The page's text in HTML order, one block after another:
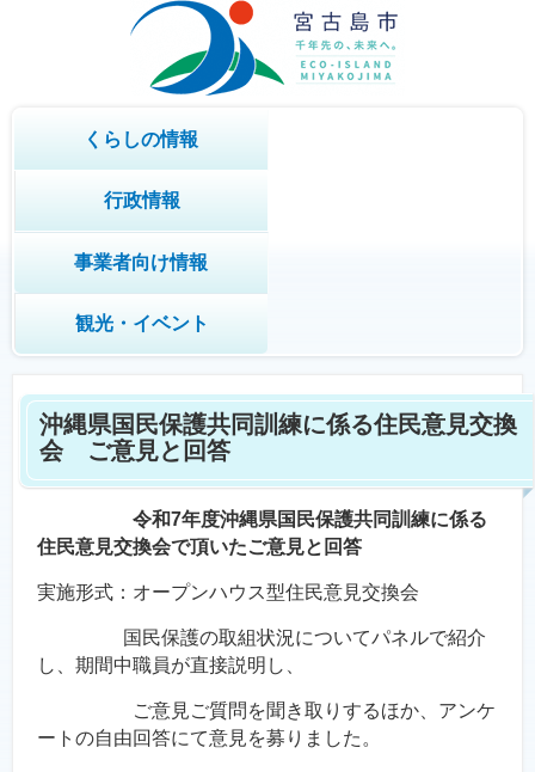
くらしの情報
行政情報
事業者向け情報
観光・イベント
沖縄県国民保護共同訓練に係る住民意見交換
会 ご意見と回答
令和7年度沖縄県国民保護共同訓練に係る
住民意見交換会で頂いたご意見と回答
実施形式：オープンハウス型住民意見交換会
国民保護の取組状況についてパネルで紹介
し、期間中職員が直接説明し、
ご意見ご質問を聞き取りするほか、アンケ
ートの自由回答にて意見を募りました。